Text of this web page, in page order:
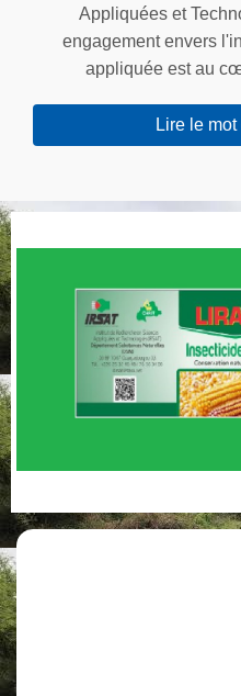
Appliquées et
engagement envers
appliquée est au
Lire le